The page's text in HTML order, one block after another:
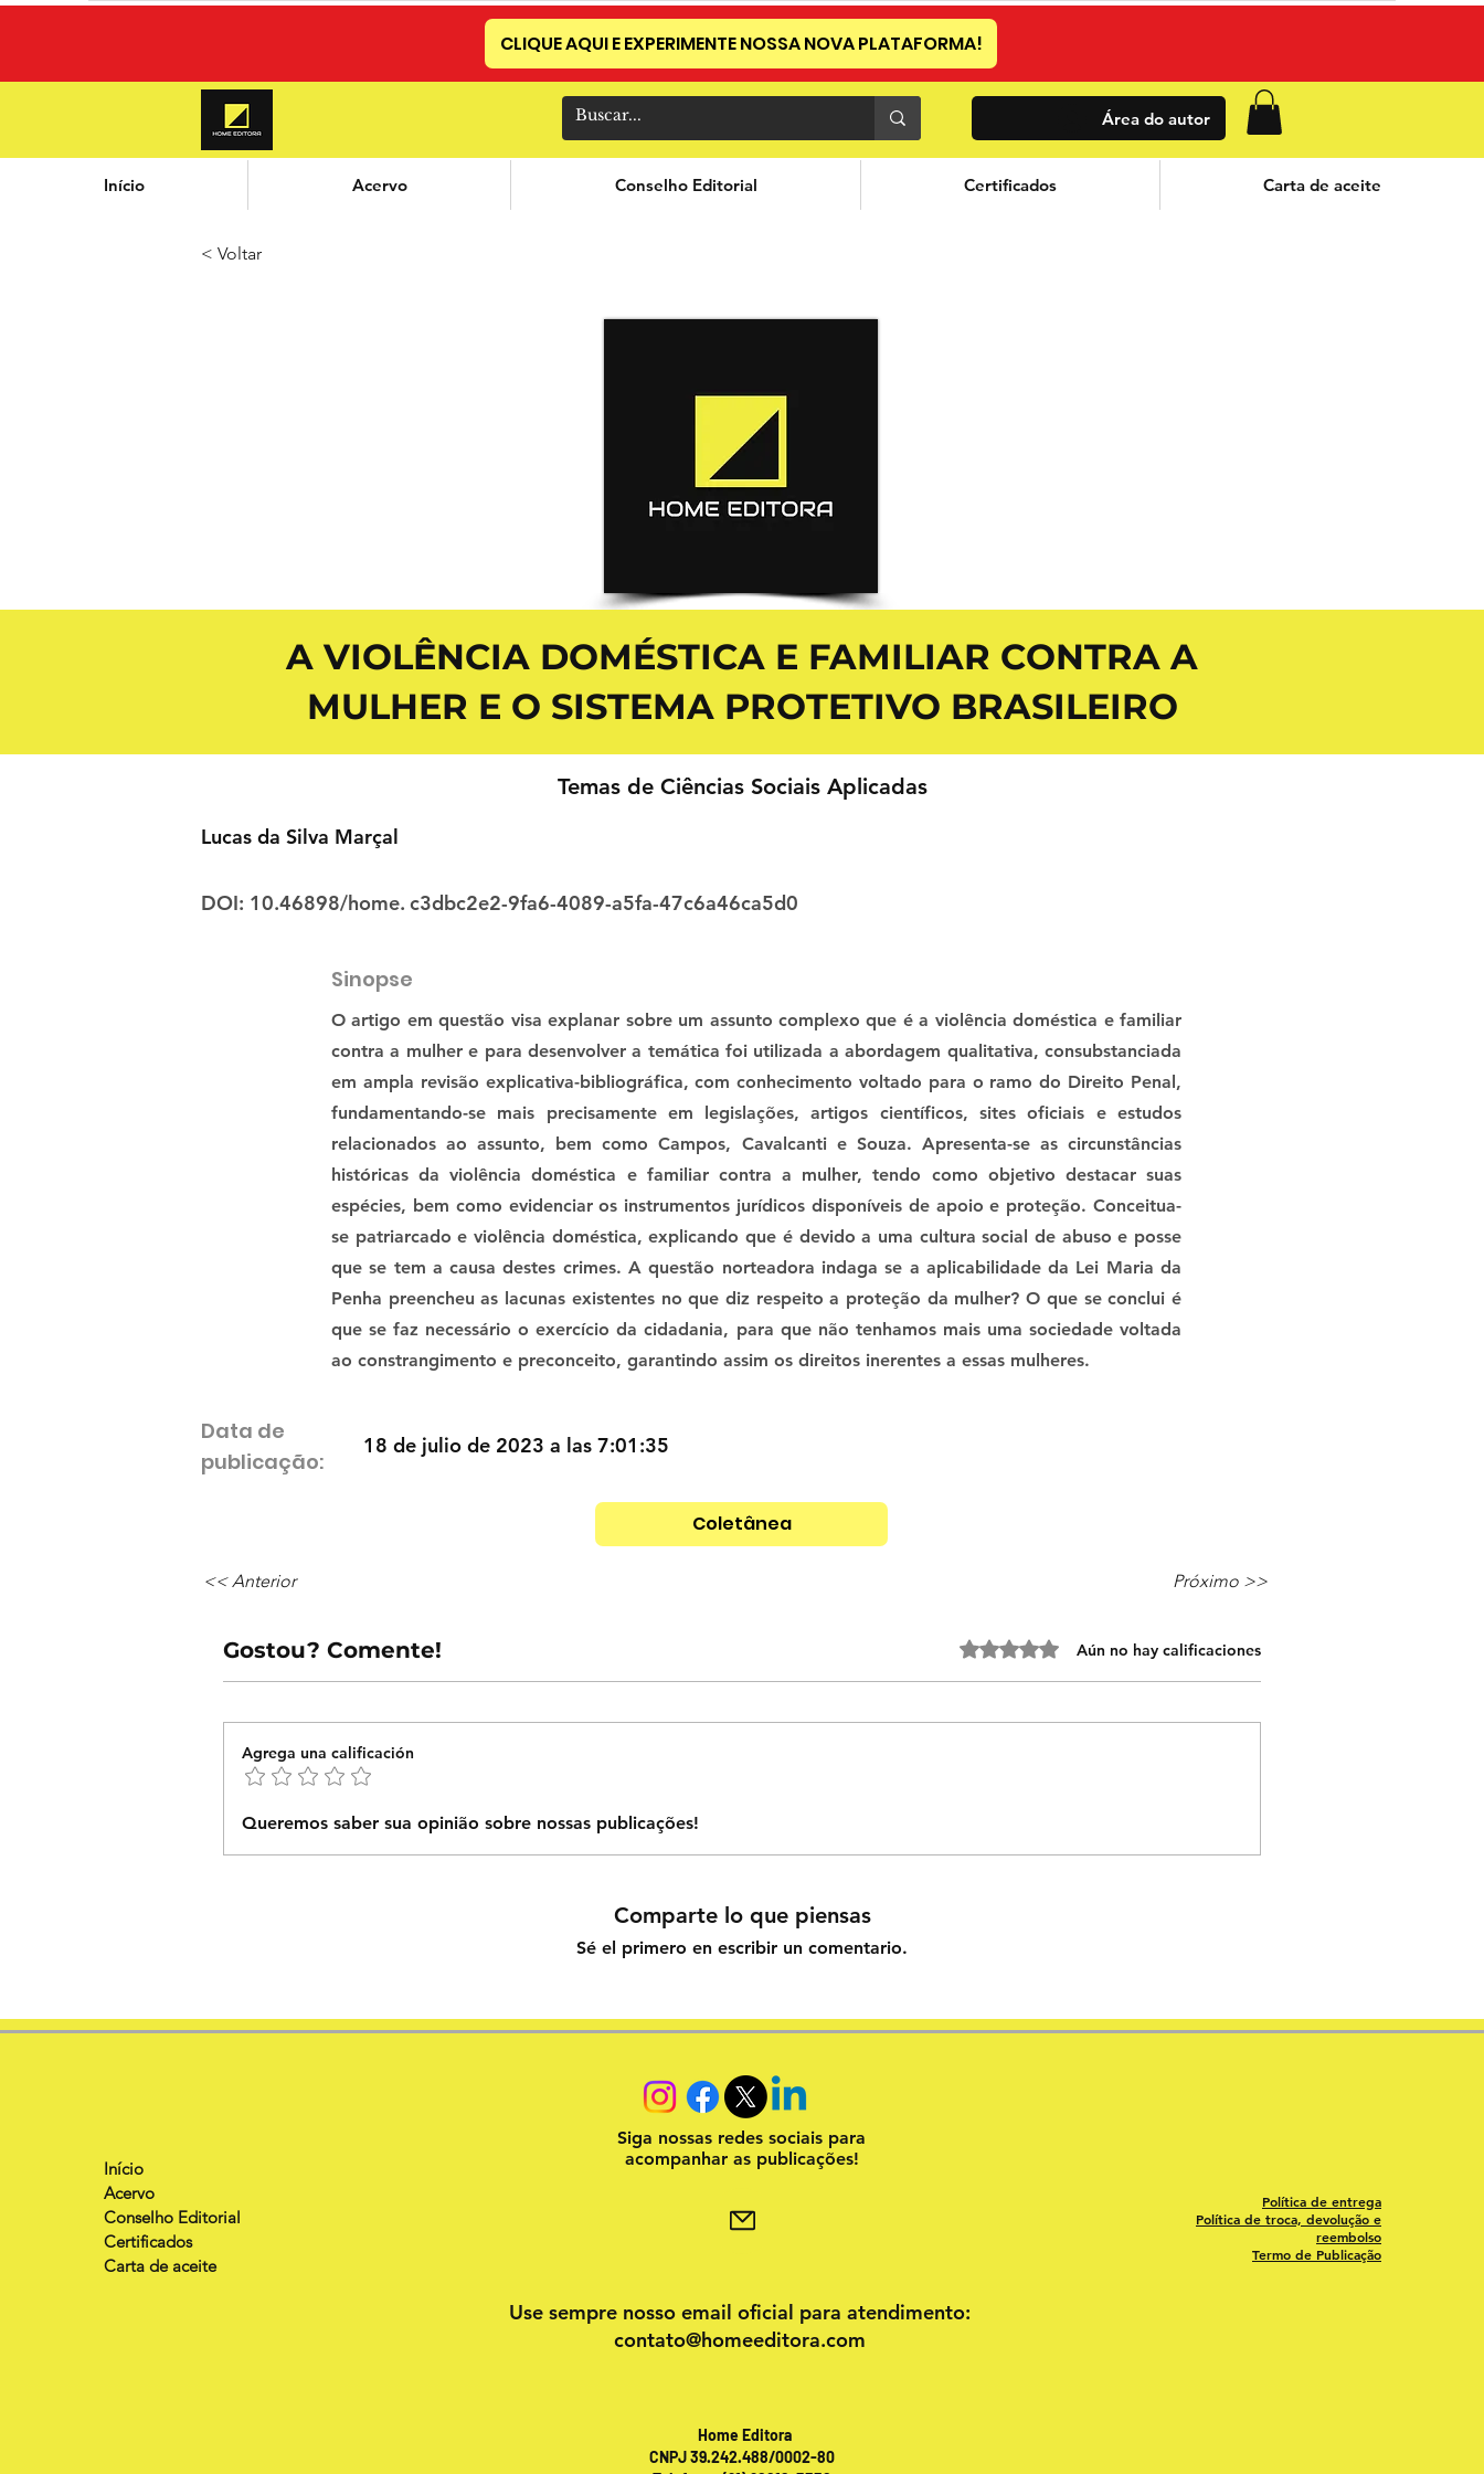
Área do autor
CLIQUE AQUI E EXPERIMENTE NOSSA NOVA PLATAFORMA!
Início Acervo Conselho Editorial Certificados Carta de aceite
< Voltar
A VIOLÊNCIA DOMÉSTICA E FAMILIAR CONTRA A
MULHER E O SISTEMA PROTETIVO BRASILEIRO
Temas de Ciências Sociais Aplicadas
Lucas da Silva Marçal
DOI: 10.46898/home. c3dbc2e2-9fa6-4089-a5fa-47c6a46ca5d0
Sinopse
O artigo em questão visa explanar sobre um assunto complexo que é a violência doméstica e familiar
contra a mulher e para desenvolver a temática foi utilizada a abordagem qualitativa, consubstanciada
em ampla revisão explicativa-bibliográfica, com conhecimento voltado para o ramo do Direito Penal,
fundamentando-se mais precisamente em legislações, artigos científicos, sites oficiais e estudos
relacionados ao assunto, bem como Campos, Cavalcanti e Souza. Apresenta-se as circunstâncias
históricas da violência doméstica e familiar contra a mulher, tendo como objetivo destacar suas
espécies, bem como evidenciar os instrumentos jurídicos disponíveis de apoio e proteção. Conceitua-
se patriarcado e violência doméstica, explicando que é devido a uma cultura social de abuso e posse
que se tem a causa destes crimes. A questão norteadora indaga se a aplicabilidade da Lei Maria da
Penha preencheu as lacunas existentes no que diz respeito a proteção da mulher? O que se conclui é
que se faz necessário o exercício da cidadania, para que não tenhamos mais uma sociedade voltada
ao constrangimento e preconceito, garantindo assim os direitos inerentes a essas mulheres.
Data de
publicação:
18 de julio de 2023 a las 7:01:35
Coletânea
<< Anterior Próximo >>
Gostou? Comente! Obtuvo 0 de 5 estrellas.Aún no hay calificaciones
Agrega una calificación
Queremos saber sua opinião sobre nossas publicações!
Comparte lo que piensas
Sé el primero en escribir un comentario.
Início
Acervo
Conselho Editorial
Certificados
Carta de aceite
Siga nossas redes sociais para
acompanhar as publicações!
Política de entrega
Política de troca, devolução e
reembolso
Termo de Publicação
Use sempre nosso email oficial para atendimento:
contato@homeeditora.com
Home Editora
CNPJ 39.242.488/0002-80